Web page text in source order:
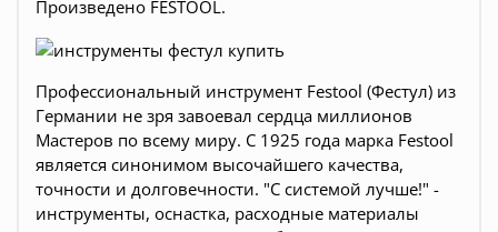
Произведено FESTOOL.
Профессиональный инструмент Festool (Фестул) из
Германии не зря завоевал сердца миллионов
Мастеров по всему миру. С 1925 года марка Festool
является синонимом высочайшего качества,
точности и долговечности. "С системой лучше!" -
инструменты, оснастка, расходные материалы